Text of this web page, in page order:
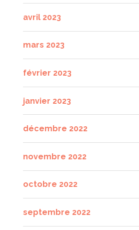
avril 2023
mars 2023
février 2023
janvier 2023
décembre 2022
novembre 2022
octobre 2022
septembre 2022